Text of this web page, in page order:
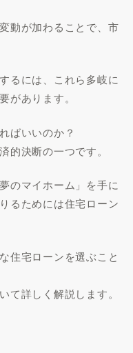
動が加わることで、市
るには、これら多岐に
があります。
ばいいのか？
的決断の一つです。
のマイホーム」を手に
るためには住宅ローン
住宅ローンを選ぶこと
て詳しく解説します。